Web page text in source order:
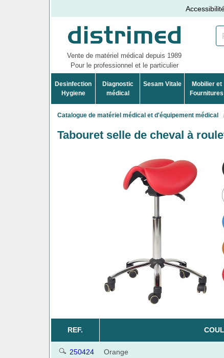
Vente de matériel médical depuis 1989
Pour le professionnel et le particulier
Desinfection
Hygiene
Diagnostic
médical
Sesam Vitale
Mobilier et
Fournitures
Catalogue de matériel médical et d'équipement médical
Tabouret selle de cheval à
REF.
250424 Orange